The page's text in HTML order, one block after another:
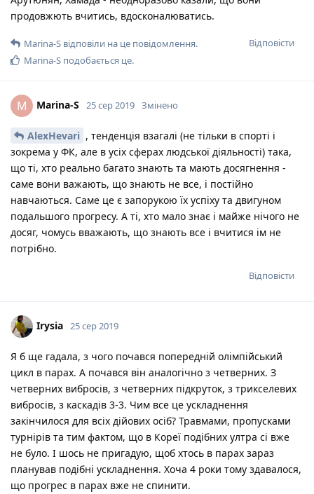
продовжють вчитись, вдосконалюватись.
Відповісти
Marina-S відповіли на це повідомлення.
Marina-S подобається це.
M Marina-S 25 сер 2019 Змінено
AlexHevari , тенденція взагалі (не тільки в спорті і
зокрема у ФК, але в усіх сферах людської діяльності) така,
що ті, хто реально багато знають та мають досягнення -
саме вони важають, що знають не все, і постійно
навчаються. Саме це є запорукою їх успіху та двигуном
подальшого прогресу. А ті, хто мало знає і майже нічого не
досяг, чомусь вважають, що знають все і вчитися ім не
потрібно.
Відповісти
Irysia 25 сер 2019
Я б ще гадала, з чого почався попередній олімпійський
цикл в парах. А почався він аналогічно з четверних. З
четверних вибросів, з четверних підкруток, з трикселевих
вибросів, з каскадів 3-3. Чим все це ускладнення
закінчилося для всіх дійових осіб? Травмами, пропусками
турнірів та тим фактом, що в Кореї подібних ултра сі вже
не було. І шось не пригадую, щоб хтось в парах зараз
планував подібні ускладнення. Хоча 4 роки тому здавалося,
що прогрес в парах вже не спинити.